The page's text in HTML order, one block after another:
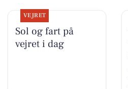
VEJRET
Sol og fart på
vejret i dag